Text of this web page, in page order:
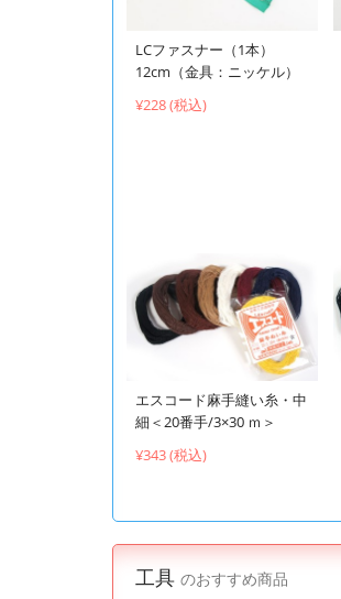
LCファスナー（1本）
12cm（金具：ニッケル）
¥228 (税込)
エスコード麻手縫い糸・中
細＜20番手/3×30 ｍ＞
¥343 (税込)
工具 のおすすめ商品